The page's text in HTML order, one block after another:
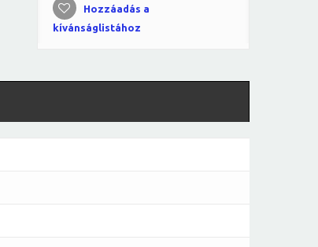
Hozzáadás a
kívánságlistához